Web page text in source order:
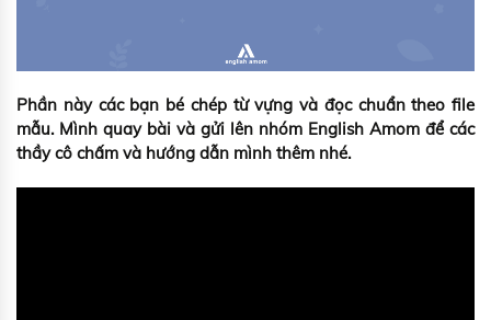
Phần này các bạn bé chép từ vựng và đọc chuẩn theo file
mẫu. Mình quay bài và gửi lên nhóm English Amom để các
thầy cô chấm và hướng dẫn mình thêm nhé.